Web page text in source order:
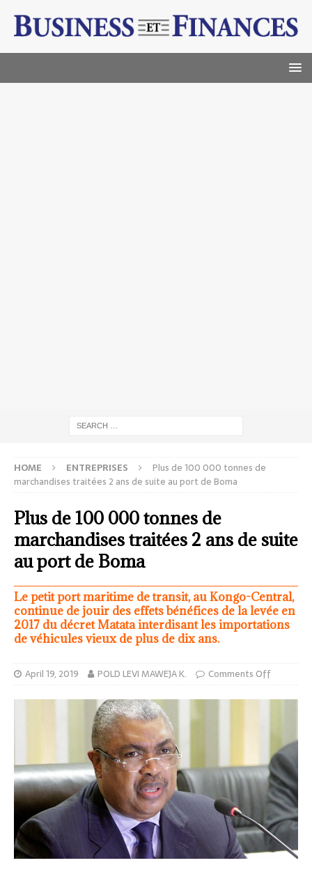
HOME ENTREPRISES
Plus de 100 000 tonnes de
marchandises traitées 2 ans de suite au port de Boma
Plus de 100 000 tonnes de
marchandises traitées 2 ans de suite
au port de Boma
Le petit port maritime de transit, au Kongo-Central,
continue de jouir des effets bénéfices de la levée en
2017 du décret Matata interdisant les importations
de véhicules vieux de plus de dix ans.
April 19, 2019 POLD LEVI MAWEJA K. Comments Off